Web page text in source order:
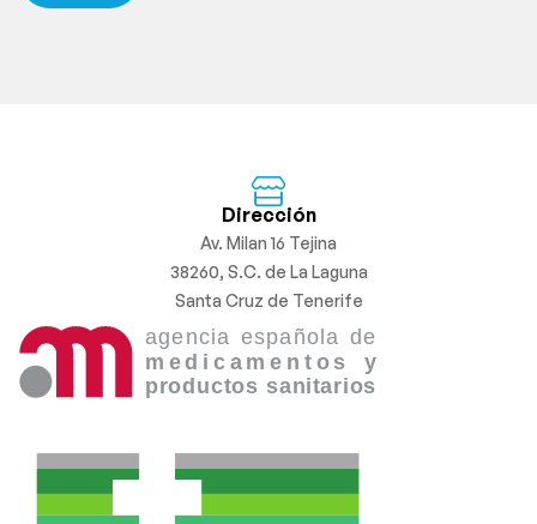
Dirección
Av. Milan 16 Tejina
38260, S.C. de La Laguna
Santa Cruz de Tenerife